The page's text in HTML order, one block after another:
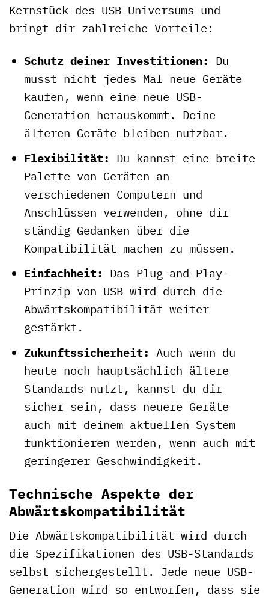
Kernstück des USB-Universums und
bringt dir zahlreiche Vorteile:
Schutz deiner Investitionen: Du
musst nicht jedes Mal neue Geräte
kaufen, wenn eine neue USB-
Generation herauskommt. Deine
älteren Geräte bleiben nutzbar.
Flexibilität: Du kannst eine breite
Palette von Geräten an
verschiedenen Computern und
Anschlüssen verwenden, ohne dir
ständig Gedanken über die
Kompatibilität machen zu müssen.
Einfachheit: Das Plug-and-Play-
Prinzip von USB wird durch die
Abwärtskompatibilität weiter
gestärkt.
Zukunftssicherheit: Auch wenn du
heute noch hauptsächlich ältere
Standards nutzt, kannst du dir
sicher sein, dass neuere Geräte
auch mit deinem aktuellen System
funktionieren werden, wenn auch mit
geringerer Geschwindigkeit.
Technische Aspekte der
Abwärtskompatibilität
Die Abwärtskompatibilität wird durch
die Spezifikationen des USB-Standards
selbst sichergestellt. Jede neue USB-
Generation wird so entworfen, dass sie